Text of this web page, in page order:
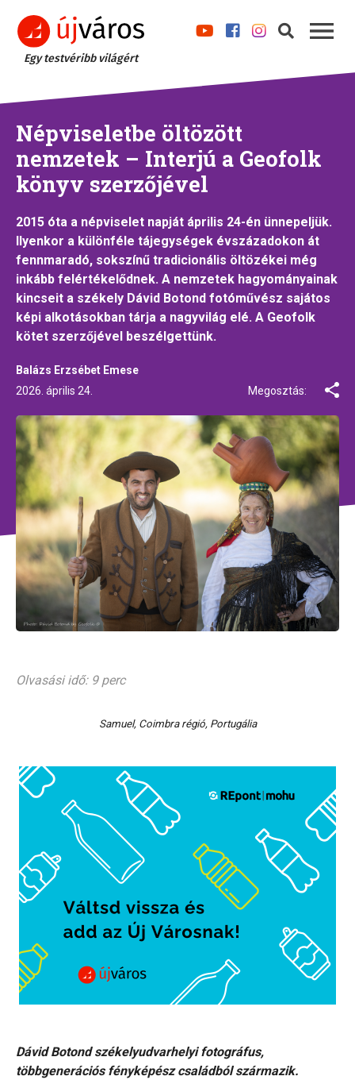
Egy testvéribb világért
Népviseletbe öltözött
nemzetek – Interjú a Geofolk
könyv szerzőjével
2015 óta a népviselet napját április 24-én ünnepeljük.
Ilyenkor a különféle tájegységek évszázadokon át
fennmaradó, sokszínű tradicionális öltözékei még
inkább felértékelődnek. A nemzetek hagyományainak
kincseit a székely Dávid Botond fotóművész sajátos
képi alkotásokban tárja a nagyvilág elé. A Geofolk
kötet szerzőjével beszélgettünk.
Balázs Erzsébet Emese
2026. április 24.
Megosztás:
Olvasási idő: 9 perc
Samuel, Coimbra régió, Portugália
Dávid Botond székelyudvarhelyi fotográfus,
többgenerációs fényképész családból származik.